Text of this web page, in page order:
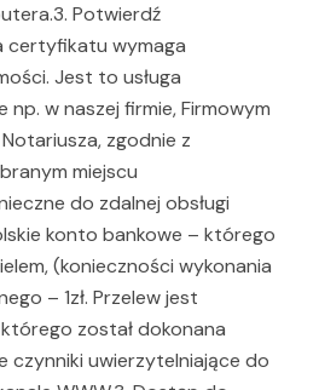
Potwierdź
certyfikatu wymaga
Jest to usługa
np. w naszej firmie, Firmowym
zgodnie z
miejscu
do zdalnej obsługi
konto bankowe – którego
(konieczności wykonania
– 1zł. Przelew jest
został dokonana
czynniki uwierzytelniające do